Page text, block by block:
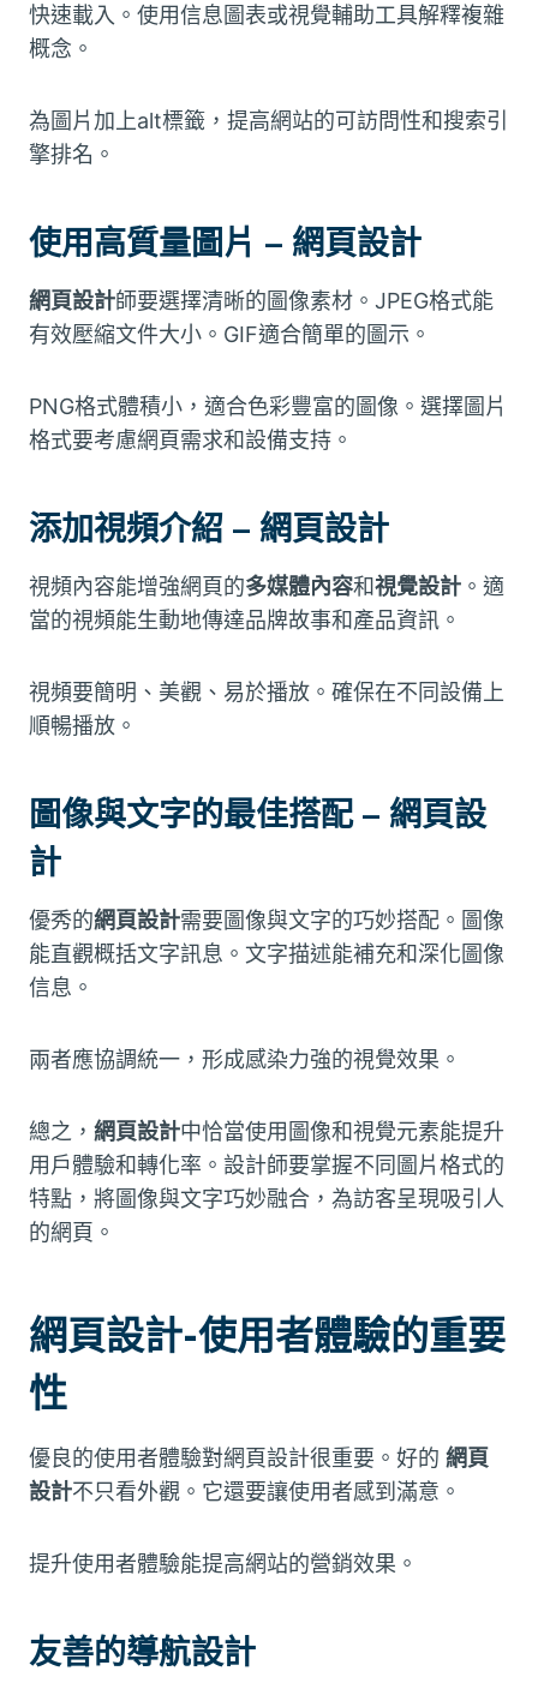
快速載入。使用信息圖表或視覺輔助工具解釋複雜
概念。
為圖片加上alt標籤，提高網站的可訪問性和搜索引
擎排名。
使用高質量圖片 – 網頁設計
網頁設計師要選擇清晰的圖像素材。JPEG格式能
有效壓縮文件大小。GIF適合簡單的圖示。
PNG格式體積小，適合色彩豐富的圖像。選擇圖片
格式要考慮網頁需求和設備支持。
添加視頻介紹 – 網頁設計
視頻內容能增強網頁的多媒體內容和視覺設計 。適
當的視頻能生動地傳達品牌故事和產品資訊。
視頻要簡明、美觀、易於播放。確保在不同設備上
順暢播放。
圖像與文字的最佳搭配 – 網頁設
計
優秀的網頁設計需要圖像與文字的巧妙搭配。圖像
能直觀概括文字訊息。文字描述能補充和深化圖像
信息。
兩者應協調統一，形成感染力強的視覺效果。
總之， 網頁設計中恰當使用圖像和視覺元素能提升
用戶體驗和轉化率。設計師要掌握不同圖片格式的
特點，將圖像與文字巧妙融合，為訪客呈現吸引人
的網頁。
網頁設計-使用者體驗的重要
性
優良的使用者體驗對網頁設計很重要。好的 網頁
設計不只看外觀。它還要讓使用者感到滿意。
提升使用者體驗能提高網站的營銷效果。
友善的導航設計